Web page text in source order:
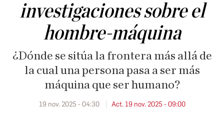
investigaciones sobre el
hombre-máquina
¿Dónde se sitúa la frontera más allá de
la cual una persona pasa a ser más
máquina que ser humano?
19 nov. 2025 - 04:30 Act. 19 nov. 2025 - 09:00